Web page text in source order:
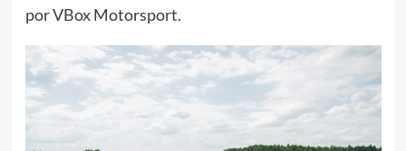
por VBox Motorsport.